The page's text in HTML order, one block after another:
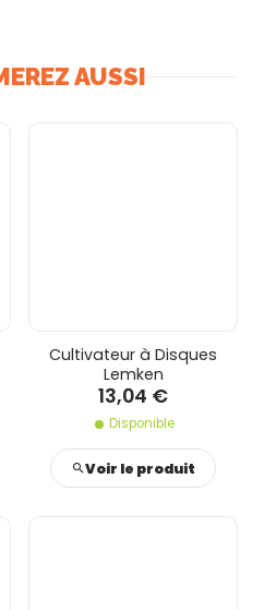
AUSSI
Cultivateur à Disques
Lemken
13,04 €
Disponible
Voir le produit